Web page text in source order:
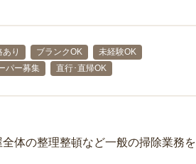
り ブランクOK
未経験OK
パー募集 直行･直帰OK
体の整理整頓など一般の掃除業務を